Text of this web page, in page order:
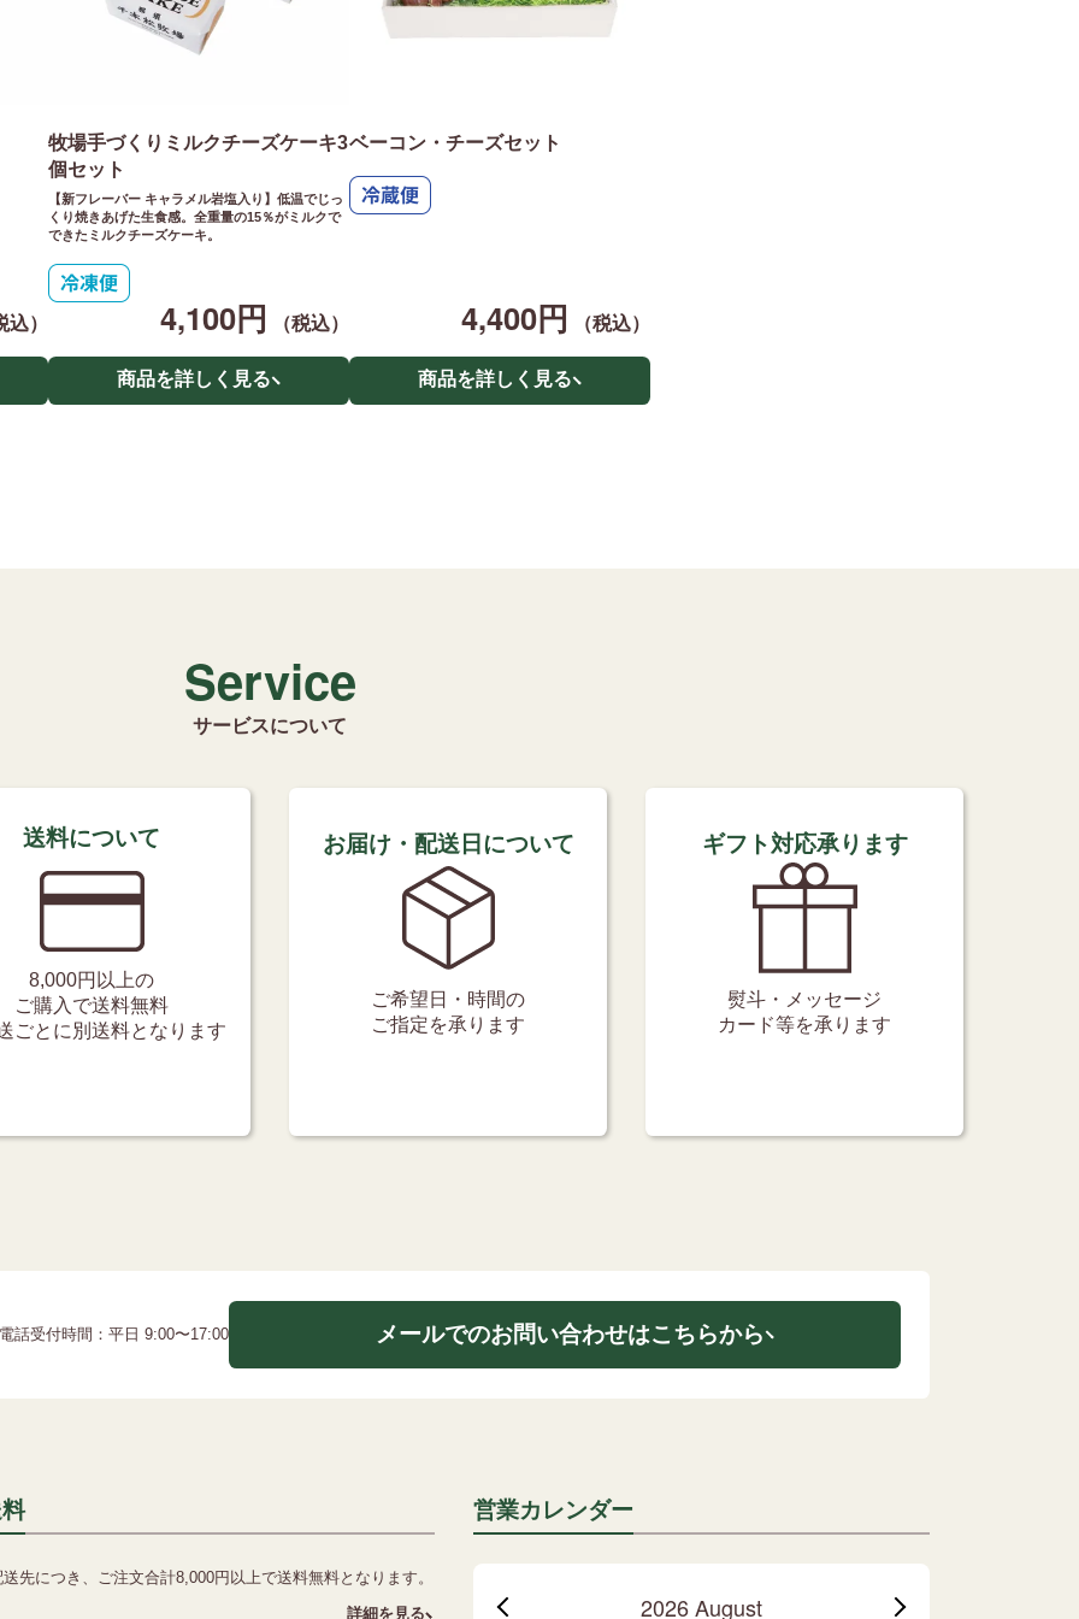
込）
牧場手づくりミルクチーズケーキ3
個セット
【新フレーバー キャラメル岩塩入り】低温でじっ
くり焼きあげた生食感。全重量の15％がミルクで
できたミルクチーズケーキ。
4,100円 （税込）
商品を詳しく見る
ベーコン・チーズセット
4,400円 （税込）
商品を詳しく見る
Service
サービスについて
送料について
8,000円以上の
ご購入で送料無料
ごとに別送料となります
お届け・配送日について
ご希望日・時間の
ご指定を承ります
ギフト対応承ります
熨斗・メッセージ
カード等を承ります
話受付時間：平日 9:00〜17:00 メールでのお問い合わせはこちらから
先につき、ご注文合計8,000円以上で送料無料となります。
詳細を見る
営業カレンダー
2026 August